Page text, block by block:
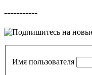
-----------
Имя пользователя